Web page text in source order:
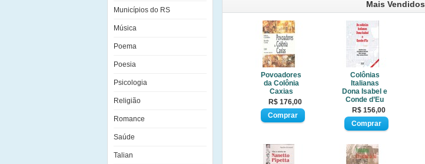
Municípios do RS
Música
Poema
Poesia
Psicologia
Religião
Romance
Saúde
Talian
Mais Vendidos
Povoadores
da Colônia
Caxias
R$ 176,00
Colônias
Italianas
Dona Isabel e
Conde d’Eu
R$ 156,00